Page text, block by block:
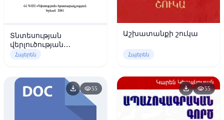
Տնտեսության
վերլուծության
մաթեմատիկական
Հայերեն
Աշխատանքի շուկա
Հայերեն
download visibility55 download visibility55